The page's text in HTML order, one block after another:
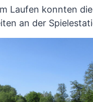
Laufen konnten
an der